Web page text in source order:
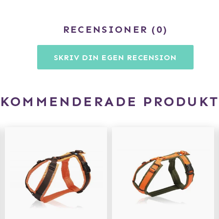
RECENSIONER 0
SKRIV DIN EGEN RECENSION